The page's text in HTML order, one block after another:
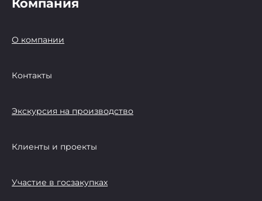
Компания
О компании
Контакты
Экскурсия на производство
Клиенты и проекты
Участие в госзакупках